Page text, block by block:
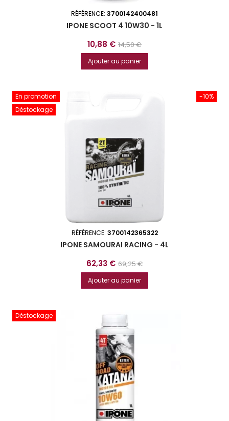
RÉFÉRENCE: 3700142400481
IPONE SCOOT 4 10W30 - 1L
Prix
10,88 € Prix
base
14,50 €
Ajouter au panier
-10%
En promotion
Déstockage
RÉFÉRENCE: 3700142365322
IPONE SAMOURAI RACING - 4L
Prix
62,33 € Prix
base
69,25 €
Ajouter au panier
Déstockage